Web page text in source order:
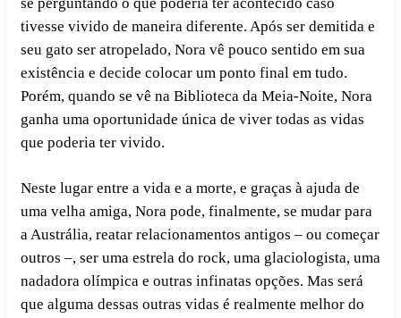
tivesse vivido de maneira diferente. Após ser demitida e
seu gato ser atropelado, Nora vê pouco sentido em sua
existência e decide colocar um ponto final em tudo.
Porém, quando se vê na Biblioteca da Meia-Noite, Nora
ganha uma oportunidade única de viver todas as vidas
que poderia ter vivido.
Neste lugar entre a vida e a morte, e graças à ajuda de
uma velha amiga, Nora pode, finalmente, se mudar para
a Austrália, reatar relacionamentos antigos – ou começar
outros –, ser uma estrela do rock, uma glaciologista, uma
nadadora olímpica e outras infinatas opções. Mas será
que alguma dessas outras vidas é realmente melhor do